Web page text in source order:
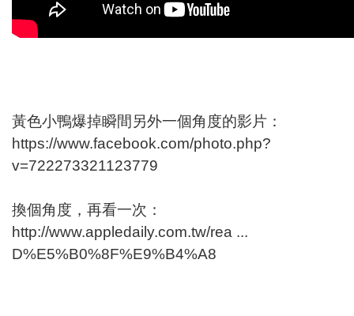
黃色小鴨爆掉瞬間另外一個角度的影片：
https://www.facebook.com/photo.php?
v=722273321123779
換個角度，再看一次：
http://www.appledaily.com.tw/rea ...
D%E5%B0%8F%E9%B4%A8